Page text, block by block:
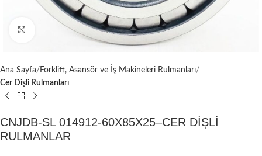
Büyütmek için tıklayın
Ana Sayfa
Forklift, Asansör ve İş Makineleri Rulmanları
Cer Dişli Rulmanları
CNJDB-SL 014912-60X85X25–CER DİŞLİ
RULMANLAR